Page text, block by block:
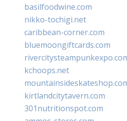
basilfoodwine.com
nikko-tochigi.net
caribbean-corner.com
bluemoongiftcards.com
kchoops.net
kirtlandcitytavern.com
301nutritionspot.com